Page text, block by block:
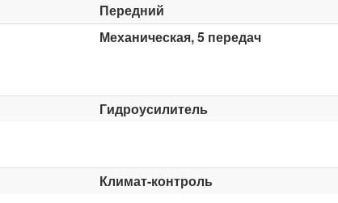
Передний
Механическая, 5 передач
Гидроусилитель
Климат-контроль